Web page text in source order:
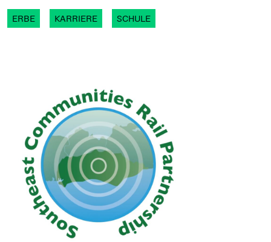
ERBE KARRIERE SCHULE